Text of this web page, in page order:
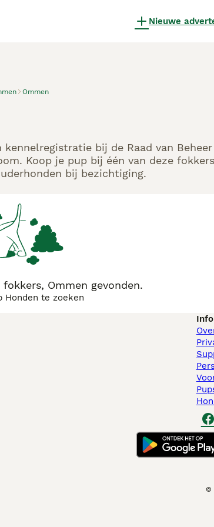
Nieuwe
Ommen
kennelregistratie bij de Raad van
Koop je pup bij één van deze
bij bezichtiging.
Ommen gevonden.
Honden te zoeken
Pers
©